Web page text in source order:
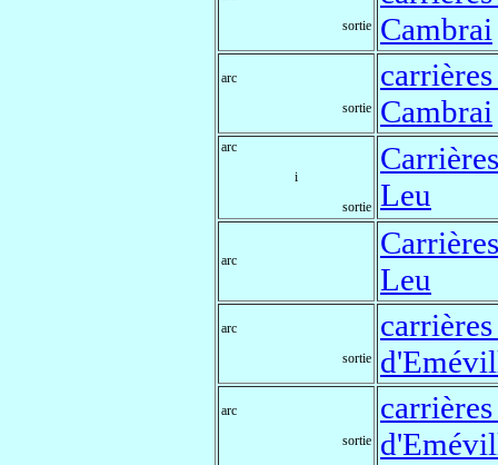
sortie
Cambrai
arc
sortie
Cambrai
arc
i
sortie Leu
arc
Leu
arc
sortie
arc
sortie